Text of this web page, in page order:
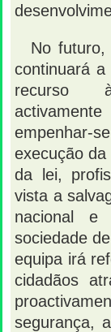
No
continuará
recurso
execução
da lei,
vista a
nacional
sociedade
equipa irá
cidadãos
segurança,